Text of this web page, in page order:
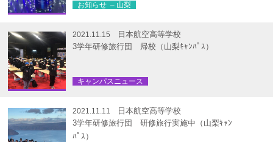
お知らせ – 山梨
2021.11.15
日本航空高等学校
3学年研修旅行団 帰校（山梨ｷｬﾝﾊﾟｽ）
キャンパスニュース
2021.11.11
日本航空高等学校
3学年研修旅行団 研修旅行実施中（山梨ｷｬﾝ
ﾊﾟｽ）